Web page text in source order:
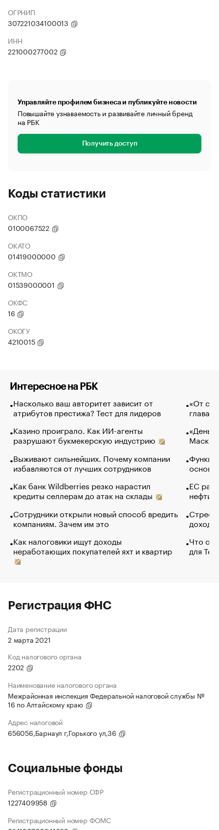
ОГРНИП
307221034100013
ИНН
221000277002
Управляйте профилем бизнеса и публикуйте новости
Повышайте узнаваемость и развивайте личный бренд
на РБК
Получить доступ
Коды статистики
ОКПО
0100067522
ОКАТО
01419000000
ОКТМО
01539000001
ОКФС
16
ОКОГУ
4210015
Интересное на РБК
Насколько ваш авторитет зависит от
атрибутов престижа? Тест для лидеров
Казино проиграло. Как ИИ-агенты
разрушают букмекерскую индустрию
Выживают сильнейших. Почему компании
избавляются от лучших сотрудников
Как банк Wildberries резко нарастил
кредиты селлерам до атак на склады
Сотрудники открыли новый способ вредить
компаниям. Зачем им это
Как налоговики ищут доходы
неработающих покупателей яхт и квартир
«От
глава
Маск в
основ
ЕС
нефти
Что
для
Регистрация ФНС
Дата регистрации
2 марта 2021
Код налогового органа
2202
Наименование налогового органа
Межрайонная инспекция Федеральной налоговой службы №
16 по Алтайскому краю
Адрес налоговой
656056,Барнаул г,Горького ул,36
Социальные фонды
Регистрационный номер СФР
1227409958
Регистрационный номер ФОМС